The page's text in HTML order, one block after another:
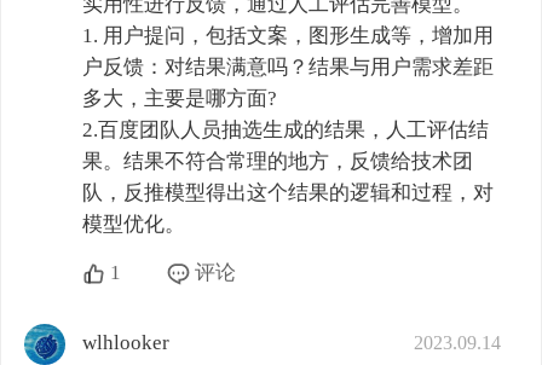
1. 用户提问，包括文案，图形生成等，增加用
户反馈：对结果满意吗？结果与用户需求差距
多大，主要是哪方面?
2.百度团队人员抽选生成的结果，人工评估结
果。结果不符合常理的地方，反馈给技术团
队，反推模型得出这个结果的逻辑和过程，对
模型优化。
1 评论
wlhlooker 2023.09.14